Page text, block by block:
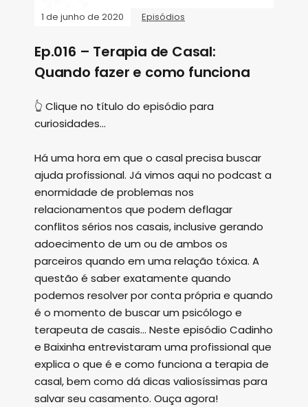
1 de junho de 2020 Episódios
Ep.016 – Terapia de Casal:
Quando fazer e como funciona
👆 Clique no título do episódio para
curiosidades...
Há uma hora em que o casal precisa buscar
ajuda profissional. Já vimos aqui no podcast a
enormidade de problemas nos
relacionamentos que podem deflagar
conflitos sérios nos casais, inclusive gerando
adoecimento de um ou de ambos os
parceiros quando em uma relação tóxica. A
questão é saber exatamente quando
podemos resolver por conta própria e quando
é o momento de buscar um psicólogo e
terapeuta de casais... Neste episódio Cadinho
e Baixinha entrevistaram uma profissional que
explica o que é e como funciona a terapia de
casal, bem como dá dicas valiosíssimas para
salvar seu casamento. Ouça agora!